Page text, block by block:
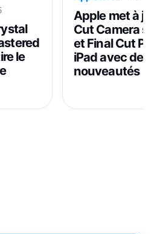
le
Apple met à
Cut Camera
et Final Cut Pro
iPad avec des
nouveautés